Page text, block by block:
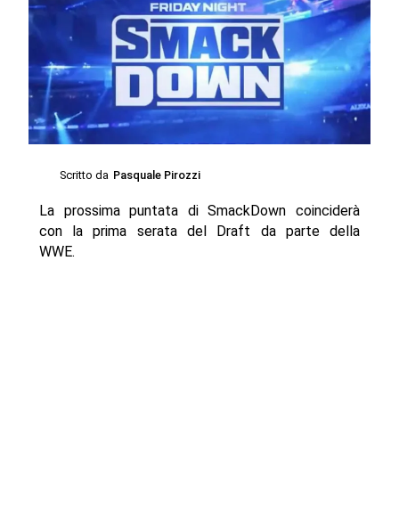
Scritto da Pasquale Pirozzi
La prossima puntata di SmackDown coinciderà
con la prima serata del Draft da parte della
WWE.